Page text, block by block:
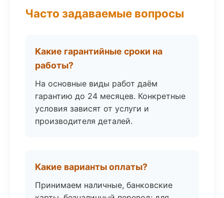
Часто задаваемые вопросы
Какие гарантийные сроки на
работы?
На основные виды работ даём
гарантию до 24 месяцев. Конкретные
условия зависят от услуги и
производителя деталей.
Какие варианты оплаты?
Принимаем наличные, банковские